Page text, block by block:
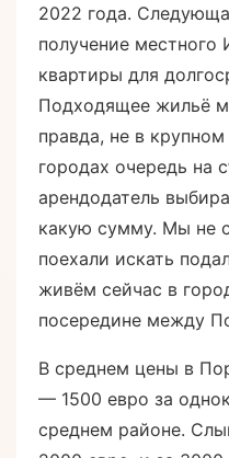
2022 года.
получение
квартиры для
Подходящее жильё
правда, не в
городах очередь на
арендодатель
какую сумму. Мы не
поехали искать
живём сейчас в
посередине между
В среднем цены в
— 1500 евро за
среднем районе.